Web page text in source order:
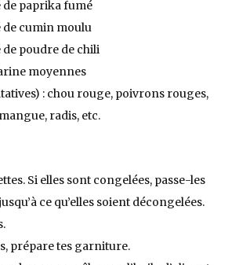
de paprika fumé
de cumin moulu
de poudre de chili
moyennes
: chou rouge, poivrons rouges,
radis, etc.
Si elles sont congelées, passe-les
ce qu’elles soient décongelées.
prépare tes garniture.